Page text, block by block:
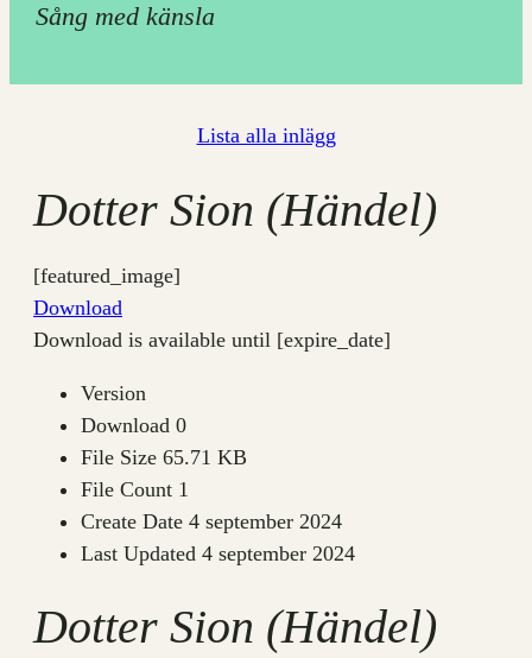
Sång med känsla
Lista alla inlägg
Dotter Sion (Händel)
[featured_image]
Download
Download is available until [expire_date]
Version
Download 0
File Size 65.71 KB
File Count 1
Create Date 4 september 2024
Last Updated 4 september 2024
Dotter Sion (Händel)